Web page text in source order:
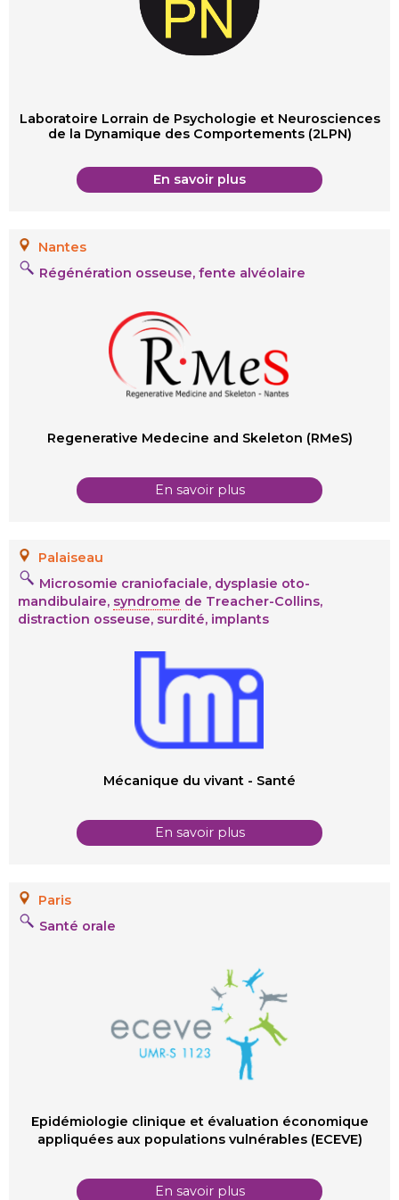
Laboratoire Lorrain de Psychologie et Neurosciences
de la Dynamique des Comportements (2LPN)
En savoir plus
Nantes
Régénération osseuse, fente alvéolaire
Regenerative Medecine and Skeleton (RMeS)
En savoir plus
Palaiseau
Microsomie craniofaciale, dysplasie oto-
mandibulaire, syndrome de Treacher-Collins,
distraction osseuse, surdité, implants
Mécanique du vivant - Santé
En savoir plus
Paris
Santé orale
Epidémiologie clinique et évaluation économique
appliquées aux populations vulnérables (ECEVE)
En savoir plus